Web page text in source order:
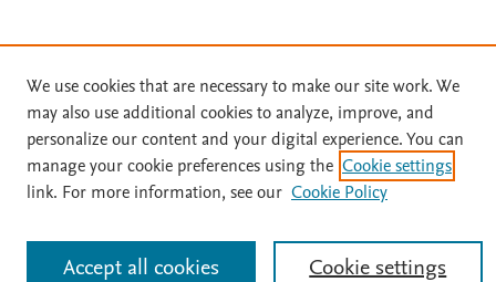
Este sitio utiliza cookies.Cookie settings
Solicite una prueba gratuita
Inicie sesión con su cuenta personal
We use cookies that are necessary to make our site work. We
may also use additional cookies to analyze, improve, and
personalize our content and your digital experience. You can
manage your cookie preferences using the Cookie settings
link. For more information, see our Cookie Policy
Cookie settings
Accept all cookies